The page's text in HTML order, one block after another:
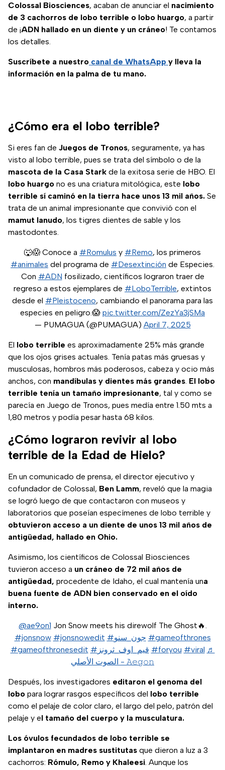
Colossal Biosciences, acaban de anunciar el nacimiento
de 3 cachorros de lobo terrible o lobo huargo, a partir
de ¡ADN hallado en un diente y un cráneo! Te contamos
los detalles.
Suscríbete a nuestro canal de WhatsApp y lleva la
información en la palma de tu mano.
¿Cómo era el lobo terrible?
Si eres fan de Juegos de Tronos, seguramente, ya has
visto al lobo terrible, pues se trata del símbolo o de la
mascota de la Casa Stark de la exitosa serie de HBO. El
lobo huargo no es una criatura mitológica, este lobo
terrible sí caminó en la tierra hace unos 13 mil años. Se
trata de un animal impresionante que convivió con el
mamut lanudo, los tigres dientes de sable y los
mastodontes.
🐺😱 Conoce a #Romulus y #Remo, los primeros
#animales del programa de #Desextinción de Especies.
Con #ADN fosilizado, científicos lograron traer de
regreso a estos ejemplares de #LoboTerrible, extintos
desde el #Pleistoceno, cambiando el panorama para las
especies en peligro.😱 pic.twitter.com/ZezYa3jSMa
— PUMAGUA (@PUMAGUA) April 7, 2025
El lobo terrible es aproximadamente 25% más grande
que los ojos grises actuales. Tenía patas más gruesas y
musculosas, hombros más poderosos, cabeza y ocio más
anchos, con mandíbulas y dientes más grandes. El lobo
terrible tenía un tamaño impresionante, tal y como se
parecía en Juego de Tronos, pues medía entre 1.50 mts a
1,80 metros y podía pesar hasta 68 kilos.
¿Cómo lograron revivir al lobo
terrible de la Edad de Hielo?
En un comunicado de prensa, el director ejecutivo y
cofundador de Colossal, Ben Lamm, reveló que la magia
se logró luego de que contactaron con museos y
laboratorios que poseían especímenes de lobo terrible y
obtuvieron acceso a un diente de unos 13 mil años de
antigüedad, hallado en Ohio.
Asimismo, los científicos de Colossal Biosciences
tuvieron acceso a un cráneo de 72 mil años de
antigüedad, procedente de Idaho, el cual mantenía una
buena fuente de ADN bien conservado en el oído
interno.
@ae9on1 Jon Snow meets his direwolf The Ghost🔥.
#jonsnow #jonsnowedit #جون_سنو #gameofthrones
#gameofthronesedit
#قيم_اوف_ثرونز #foryou #viral ♬
الصوت الأصلي - 𝙰𝚎𝚐𝚘𝚗
Después, los investigadores editaron el genoma del
lobo para lograr rasgos específicos del lobo terrible
como el pelaje de color claro, el largo del pelo, patrón del
pelaje y el tamaño del cuerpo y la musculatura.
Los óvulos fecundados de lobo terrible se
implantaron en madres sustitutas que dieron a luz a 3
cachorros: Rómulo, Remo y Khaleesi. Aunque los